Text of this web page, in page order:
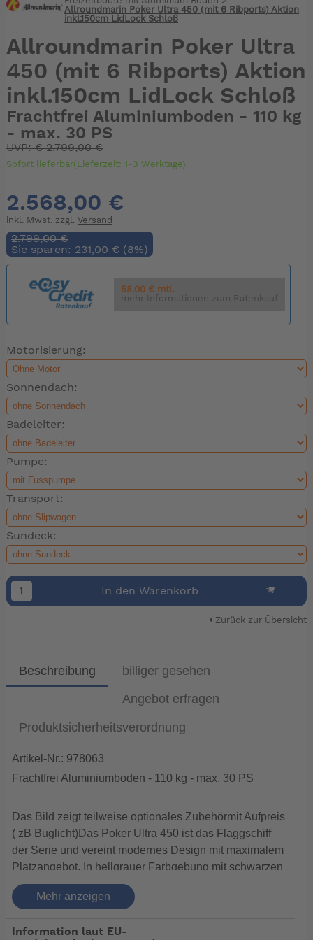
Allroundmarin Poker Ultra 450 (mit 6 Ribports) Aktion
inkl.150cm LidLock Schloß
Allroundmarin Poker Ultra
450 (mit 6 Ribports) Aktion
inkl.150cm LidLock Schloß
Frachtfrei Aluminiumboden - 110 kg
- max. 30 PS
UVP:€2.799,00 €
Sofort lieferbar(Lieferzeit: 1-3 Werktage)
2.568,00 €
inkl. Mwst. zzgl. Versand
2.799,00 €
Sie sparen: 231,00 € (8%)
58.00 € mtl.
mehr Informationen zum Ratenkauf
Motorisierung:
Sonnendach:
Badeleiter:
Pumpe:
Transport:
Sundeck:
In den Warenkorb
Zurück zur Übersicht
Beschreibung billiger gesehen
Angebot erfragen
Produktsicherheitsverordnung
Artikel-Nr.: 978063
Frachtfrei Aluminiumboden - 110 kg - max. 30 PS
Das Bild zeigt teilweise optionales Zubehörmit Aufpreis
( zB Buglicht)Das Poker Ultra 450 ist das Flaggschiff
der Serie und vereint modernes Design mit maximalem
Platzangebot. In hellgrauer Farbgebung mit schwarzen
Akzenten wirkt es edel und zugleich sportlich.
Wer an Bord geht, erlebt sofort den Vorteil der großen
Meter. Damit bietet das Boot eine Fläche, die selbst für
Mehr anzeigen
Information laut EU-